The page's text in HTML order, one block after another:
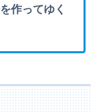
作ってゆく